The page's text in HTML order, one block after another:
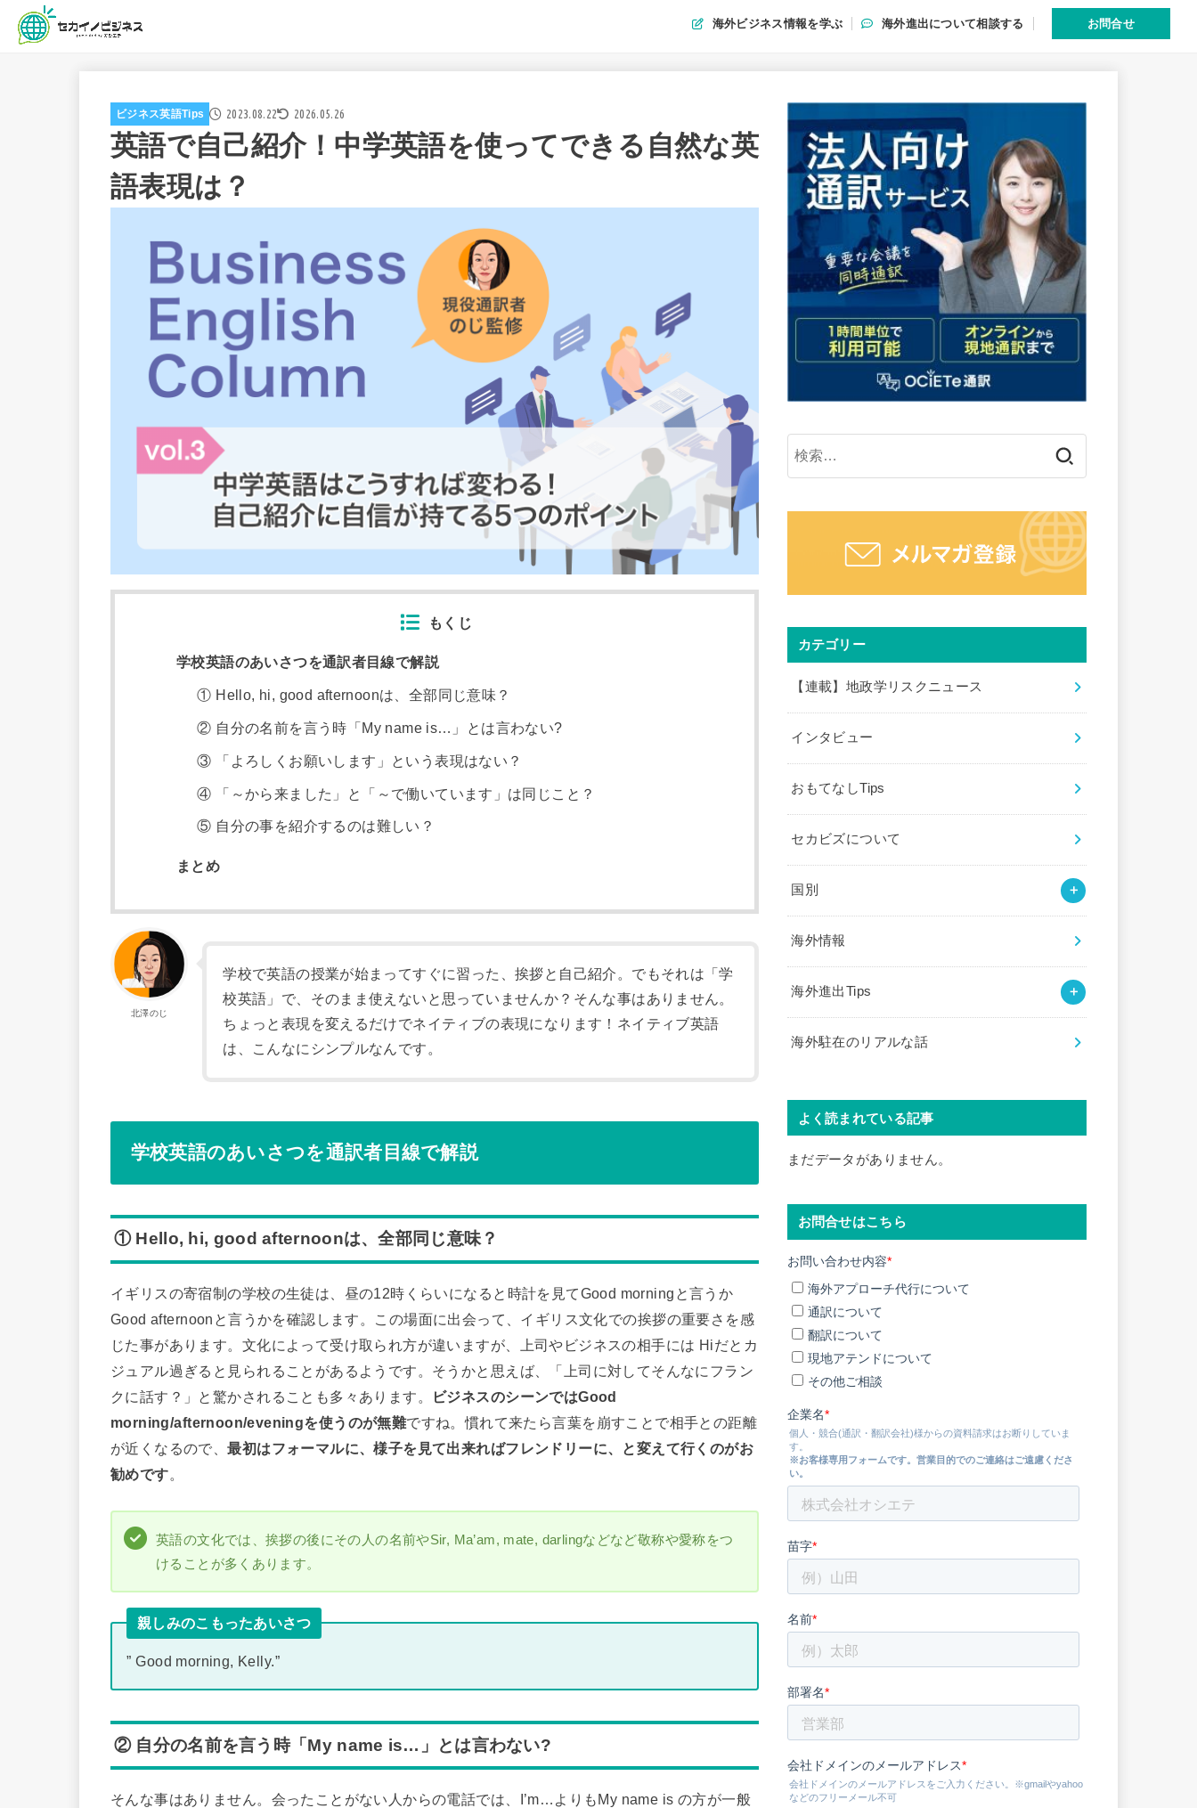
海外ビジネス情報を学ぶ 海外進出について相談する お問合せ
ビジネス英語Tips 2023.08.22 2026.05.26
英語で自己紹介！中学英語を使ってできる自然な英
語表現は？
もくじ
学校英語のあいさつを通訳者目線で解説
① Hello, hi, good afternoonは、全部同じ意味？
② 自分の名前を言う時「My name is…」とは言わない?
③ 「よろしくお願いします」という表現はない？
④ 「～から来ました」と「～で働いています」は同じこと？
⑤ 自分の事を紹介するのは難しい？
まとめ
北澤のじ
学校で英語の授業が始まってすぐに習った、挨拶と自己紹介。でもそれは「学
校英語」で、そのまま使えないと思っていませんか？そんな事はありません。
ちょっと表現を変えるだけでネイティブの表現になります！ネイティブ英語
は、こんなにシンプルなんです。
学校英語のあいさつを通訳者目線で解説
① Hello, hi, good afternoonは、全部同じ意味？
イギリスの寄宿制の学校の生徒は、昼の12時くらいになると時計を見てGood morningと言うか
Good afternoonと言うかを確認します。この場面に出会って、イギリス文化での挨拶の重要さを感
じた事があります。文化によって受け取られ方が違いますが、上司やビジネスの相手には Hiだとカ
ジュアル過ぎると見られることがあるようです。そうかと思えば、「上司に対してそんなにフラン
クに話す？」と驚かされることも多々あります。
ビジネスのシーンではGood
morning/afternoon/eveningを使うのが無難ですね。慣れて来たら言葉を崩すことで相手との距離
が近くなるので、最初はフォーマルに、様子を見て出来ればフレンドリーに、と変えて行くのがお
勧めです。
英語の文化では、挨拶の後にその人の名前やSir, Ma’am, mate, darlingなどなど敬称や愛称をつ
けることが多くあります。
親しみのこもったあいさつ
” Good morning, Kelly.”
② 自分の名前を言う時「My name is…」とは言わない?
そんな事はありません。会ったことがない人からの電話では、I’m…よりもMy name is の方が一般
カテゴリー
【連載】地政学リスクニュース
インタビュー
おもてなしTips
セカビズについて
国別
海外情報
海外進出Tips
海外駐在のリアルな話
よく読まれている記事
まだデータがありません。
お問合せはこちら